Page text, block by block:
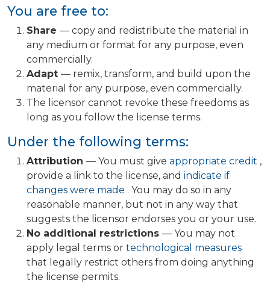
You are free to:
Share — copy and redistribute the material in
any medium or format for any purpose, even
commercially.
Adapt — remix, transform, and build upon the
material for any purpose, even commercially.
The licensor cannot revoke these freedoms as
long as you follow the license terms.
Under the following terms:
Attribution — You must give appropriate credit ,
provide a link to the license, and indicate if
changes were made . You may do so in any
reasonable manner, but not in any way that
suggests the licensor endorses you or your use.
No additional restrictions — You may not
apply legal terms or technological measures
that legally restrict others from doing anything
the license permits.